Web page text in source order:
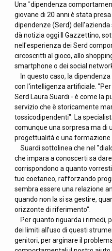
Una "dipendenza
giovane di 20 anni è stata
dipendenze (Serd) dell'azienda
dà notizia oggi Il Gazzettino,
nell'esperienza dei Serd
circoscritti al gioco, allo
smartphone o dei social
In questo caso, la
con l'intelligenza artificiale.
Serd Laura Suardi - è come la
servizio che è storicamente
tossicodipendenti". La
comunque una sorpresa ma di
progettualità e una formazione
Suardi sottolinea che nel
che impara a conoscerti sa
corrispondono a quanto
tuo coetaneo, rafforzando
sembra essere una relazione
quando non la si sa gestire,
orizzonte di riferimento".
Per quanto riguarda i rimedi,
dei limiti all'uso di questi
genitori, per arginare il